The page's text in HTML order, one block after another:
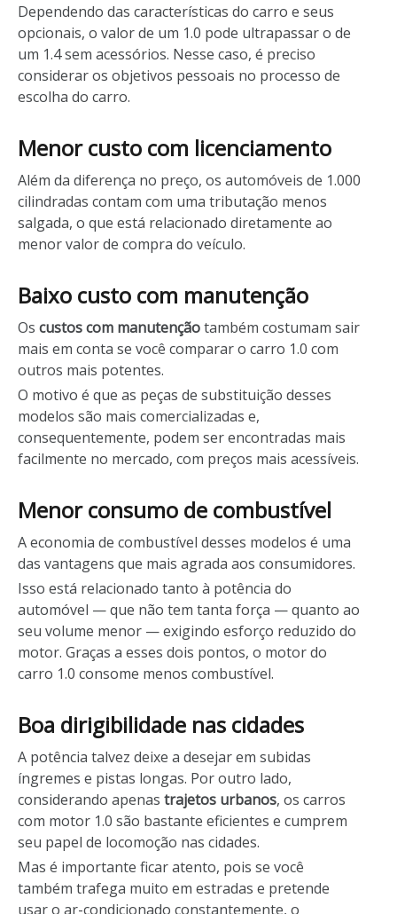
Dependendo das características do carro e seus
opcionais, o valor de um 1.0 pode ultrapassar o de
um 1.4 sem acessórios. Nesse caso, é preciso
considerar os objetivos pessoais no processo de
escolha do carro.
Menor custo com licenciamento
Além da diferença no preço, os automóveis de 1.000
cilindradas contam com uma tributação menos
salgada, o que está relacionado diretamente ao
menor valor de compra do veículo.
Baixo custo com manutenção
Os custos com manutençãotambém costumam sair
mais em conta se você comparar o carro 1.0 com
outros mais potentes.
O motivo é que as peças de substituição desses
modelos são mais comercializadas e,
consequentemente, podem ser encontradas mais
facilmente no mercado, com preços mais acessíveis.
Menor consumo de combustível
A economia de combustível desses modelos é uma
das vantagens que mais agrada aos consumidores.
Isso está relacionado tanto à potência do
automóvel — que não tem tanta força — quanto ao
seu volume menor — exigindo esforço reduzido do
motor. Graças a esses dois pontos, o motor do
carro 1.0 consome menos combustível.
Boa dirigibilidade nas cidades
A potência talvez deixe a desejar em subidas
íngremes e pistas longas. Por outro lado,
considerando apenas trajetos urbanos, os carros
com motor 1.0 são bastante eficientes e cumprem
seu papel de locomoção nas cidades.
Mas é importante ficar atento, pois se você
também trafega muito em estradas e pretende
usar o ar-condicionado constantemente, o